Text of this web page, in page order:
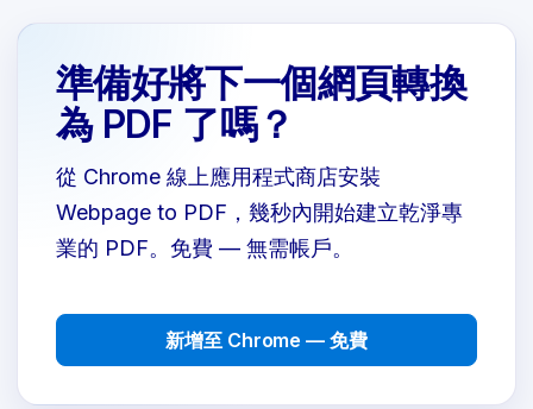
準備好將下一個網頁轉換
為 PDF 了嗎？
從 Chrome 線上應用程式商店安裝
Webpage to PDF，幾秒內開始建立乾淨專
業的 PDF。免費 — 無需帳戶。
新增至 Chrome — 免費